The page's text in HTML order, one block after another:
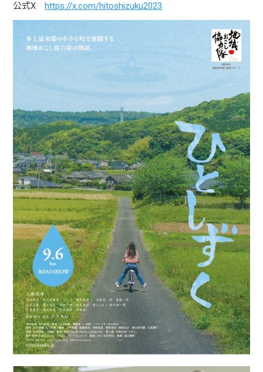
公式Xhttps://x.com/hitoshizuku2023